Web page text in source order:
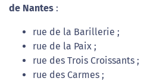
de Nantes :
rue de la Barillerie ;
rue de la Paix ;
rue des Trois Croissants ;
rue des Carmes ;